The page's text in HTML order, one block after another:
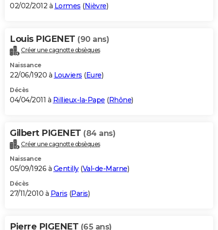
02/02/2012 à Lormes (Nièvre)
Louis PIGENET (90 ans)
Créer une cagnotte obsèques
Naissance
22/06/1920 à Louviers (Eure)
Décès
04/04/2011 à Rillieux-la-Pape (Rhône)
Gilbert PIGENET (84 ans)
Créer une cagnotte obsèques
Naissance
05/09/1926 à Gentilly(Val-de-Marne)
Décès
27/11/2010 à Paris (Paris)
Pierre PIGENET (65 ans)